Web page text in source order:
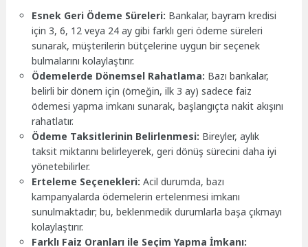
Esnek Geri Ödeme Süreleri: Bankalar, bayram kredisi
için 3, 6, 12 veya 24 ay gibi farklı geri ödeme süreleri
sunarak, müşterilerin bütçelerine uygun bir seçenek
bulmalarını kolaylaştırır.
Ödemelerde Dönemsel Rahatlama: Bazı bankalar,
belirli bir dönem için (örneğin, ilk 3 ay) sadece faiz
ödemesi yapma imkanı sunarak, başlangıçta nakit akışını
rahatlatır.
Ödeme Taksitlerinin Belirlenmesi: Bireyler, aylık
taksit miktarını belirleyerek, geri dönüş sürecini daha iyi
yönetebilirler.
Erteleme Seçenekleri: Acil durumda, bazı
kampanyalarda ödemelerin ertelenmesi imkanı
sunulmaktadır; bu, beklenmedik durumlarla başa çıkmayı
kolaylaştırır.
Farklı Faiz Oranları ile Seçim Yapma İmkanı: